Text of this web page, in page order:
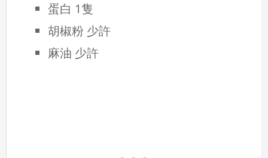
蛋白 1隻
胡椒粉 少許
麻油 少許